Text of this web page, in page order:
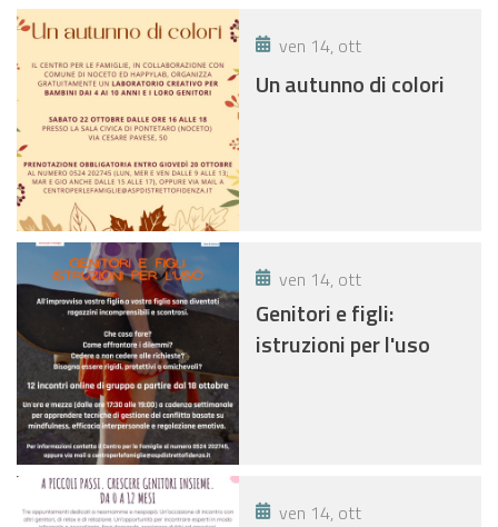
ven 14, ott
Un autunno di colori
ven 14, ott
Genitori e figli:
istruzioni per l'uso
ven 14, ott